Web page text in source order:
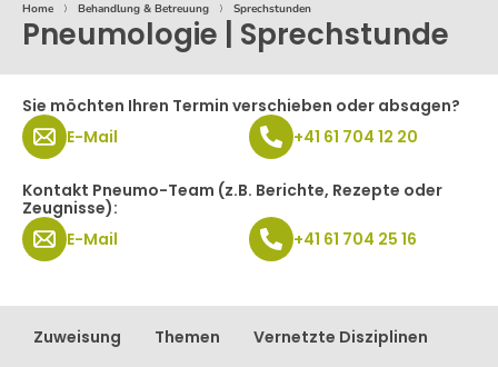
Home ⟩ Behandlung & Betreuung ⟩ Sprechstunden
Pneumologie | Sprechstunde
Sie möchten Ihren Termin verschieben oder absagen?
E-Mail
+41 61 704 12 20
Kontakt Pneumo-Team (z.B. Berichte, Rezepte oder
Zeugnisse):
E-Mail
+41 61 704 25 16
Zuweisung Themen Vernetzte Disziplinen